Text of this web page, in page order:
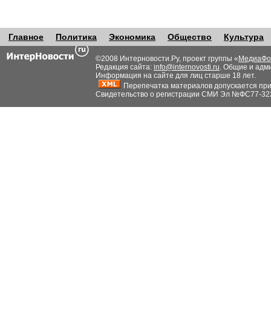
Главное Политика Экономика Общество Культура
©2008 Интерновости.Ру, проект группы «
Редакция сайта: info@internovosti.ru. Общие и
Информация на сайте для лиц старше 18 лет.
Перепечатка материалов допускается
Свидетельство о регистрации СМИ Эл №ФС77-